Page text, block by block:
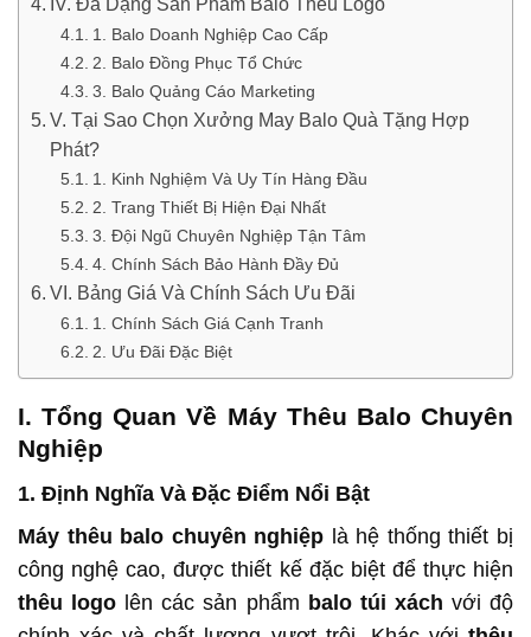
IV. Đa Dạng Sản Phẩm Balo Thêu Logo
1. Balo Doanh Nghiệp Cao Cấp
2. Balo Đồng Phục Tổ Chức
3. Balo Quảng Cáo Marketing
V. Tại Sao Chọn Xưởng May Balo Quà Tặng Hợp
Phát?
1. Kinh Nghiệm Và Uy Tín Hàng Đầu
2. Trang Thiết Bị Hiện Đại Nhất
3. Đội Ngũ Chuyên Nghiệp Tận Tâm
4. Chính Sách Bảo Hành Đầy Đủ
VI. Bảng Giá Và Chính Sách Ưu Đãi
1. Chính Sách Giá Cạnh Tranh
2. Ưu Đãi Đặc Biệt
I. Tổng Quan Về Máy Thêu Balo Chuyên
Nghiệp
1. Định Nghĩa Và Đặc Điểm Nổi Bật
Máy thêu balo chuyên nghiệp là hệ thống thiết bị
công nghệ cao, được thiết kế đặc biệt để thực hiện
thêu logo lên các sản phẩm balo túi xách với độ